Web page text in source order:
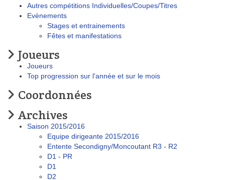
Autres compétitions Individuelles/Coupes/Titres
Evènements
Stages et entrainements
Fêtes et manifestations
Joueurs
Joueurs
Top progression sur l'année et sur le mois
Coordonnées
Archives
Saison 2015/2016
Equipe dirigeante 2015/2016
Entente Secondigny/Moncoutant R3 - R2
D1 - PR
D1
D2